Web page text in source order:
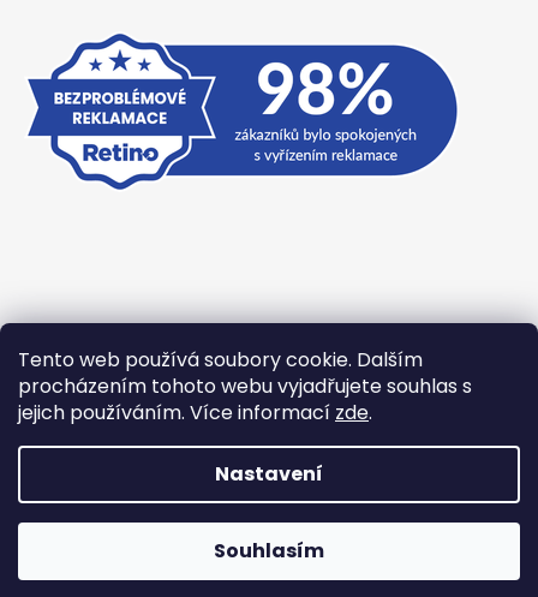
Tento web používá soubory cookie. Dalším
procházením tohoto webu vyjadřujete souhlas s
jejich používáním. Více informací zde.
Nastavení
Souhlasím
Přijímáme online platby
TexBase.cz. Všechna práva vyhrazena.